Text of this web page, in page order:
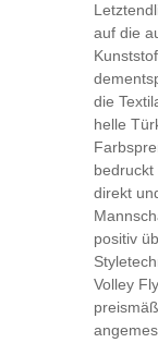
auf die
die
helle
bedruckt
direkt
positiv
Volley